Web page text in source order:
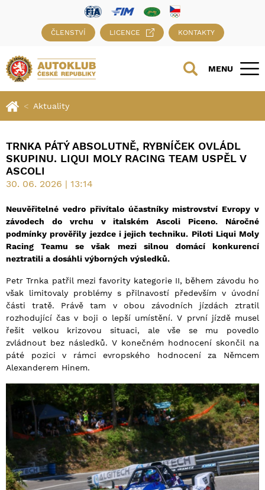
ČLENSTVÍ LICENCE KONTAKTY
MENU
Aktuality
TRNKA PÁTÝ ABSOLUTNĚ, RYBNÍČEK OVLÁDL
SKUPINU. LIQUI MOLY RACING TEAM USPĚL V
ASCOLI
30. 06. 2026 | 13:14
Neuvěřitelné vedro přivítalo účastníky mistrovství Evropy v
závodech do vrchu v italském Ascoli Piceno. Náročné
podmínky prověřily jezdce i jejich techniku. Piloti Liqui Moly
Racing Teamu se však mezi silnou domácí konkurencí
neztratili a dosáhli výborných výsledků.
Petr Trnka patřil mezi favority kategorie II, během závodu ho
však limitovaly problémy s přilnavostí především v úvodní
části tratě. Právě tam v obou závodních jízdách ztratil
rozhodující čas v boji o lepší umístění. V první jízdě musel
řešit velkou krizovou situaci, ale vše se mu povedlo
zvládnout bez následků. V konečném hodnocení skončil na
páté pozici v rámci evropského hodnocení za Němcem
Alexanderem Hinem.